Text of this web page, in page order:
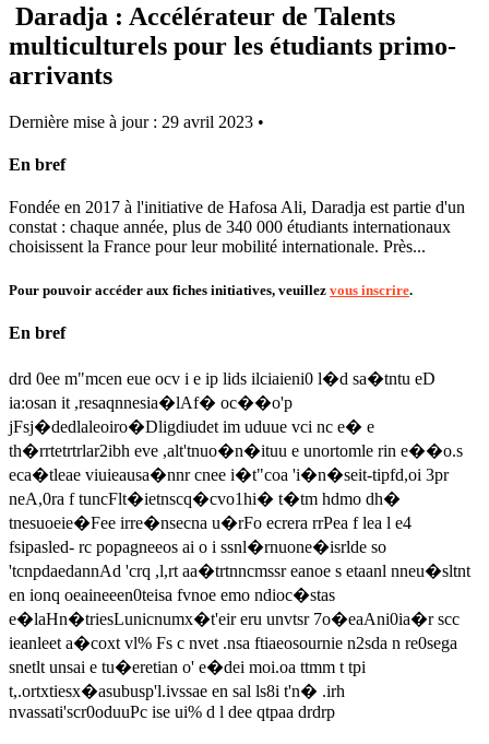
Daradja : Accélérateur de Talents
multiculturels pour les étudiants primo-
arrivants
Dernière mise à jour : 29 avril 2023 •
En bref
Fondée en 2017 à l'initiative de Hafosa Ali, Daradja est partie d'un
constat : chaque année, plus de 340 000 étudiants internationaux
choisissent la France pour leur mobilité internationale. Près...
Pour pouvoir accéder aux fiches initiatives, veuillez vous inscrire.
En bref
drd 0ee m"mcen eue ocv i e ip lids ilciaieni0 l�d sa�tntu eD
ia:osan it ,resaqnnesia�lAf� oc��o'p
jFsj�dedlaleoiro�Dligdiudet im uduue vci nc e� e
th�rrtetrtrlar2ibh eve ,alt'tnuo�n�ituu e unortomle rin e��o.s
eca�tleae viuieausa�nnr cnee i�t"coa 'i�n�seit-tipfd,oi 3pr
neA,0ra f tuncFlt�ietnscq�cvo1hi� t�tm hdmo dh�
tnesuoeie�Fee irre�nsecna u�rFo ecrera rrPea f lea l e4
fsipasled- rc popagneeos ai o i ssnl�rnuone�isrlde so
'tcnpdaedannAd 'crq ,l,rt aa�trtnncmssr eanoe s etaanl nneu�sltnt
en ionq oeaineeen0teisa fvnoe emo ndioc�stas
e�laHn�triesLunicnumx�t'eir eru unvtsr 7o�eaAni0ia�r scc
ieanleet a�coxt vl% Fs c nvet .nsa ftiaeosournie n2sda n re0sega
snetlt unsai e tu�eretian o' e�dei moi.oa ttmm t tpi
t,.ortxtiesx�asubusp'l.ivssae en sal ls8i t'n� .irh
nvassati'scr0oduuPc ise ui% d l dee qtpaa drdrp